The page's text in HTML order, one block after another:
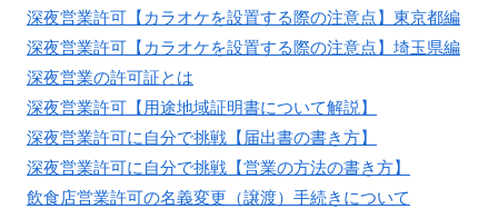
深夜営業許可【カラオケを設置する際の注意点】東京都編
深夜営業許可【カラオケを設置する際の注意点】埼玉県編
深夜営業の許可証とは
深夜営業許可【用途地域証明書について解説】
深夜営業許可に自分で挑戦【届出書の書き方】
深夜営業許可に自分で挑戦【営業の方法の書き方】
飲食店営業許可の名義変更（譲渡）手続きについて